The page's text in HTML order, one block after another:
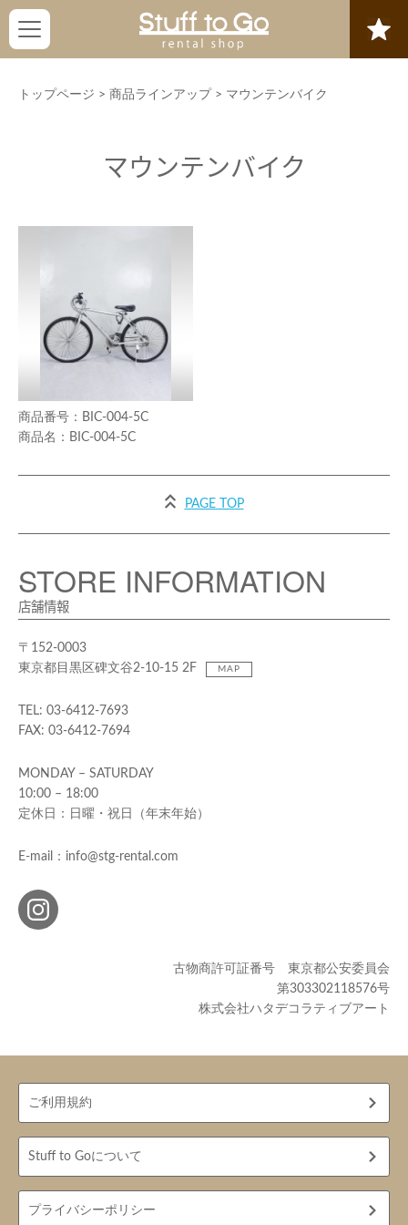
トップページ > 商品ラインアップ > マウンテンバイク
マウンテンバイク
BIC-004-5C
BIC-004-5C
PAGE TOP
STORE INFORMATION
店舗情報
〒152-0003
東京都目黒区碑文谷2-10-15 2F
MAP
TEL: 03-6412-7693
FAX: 03-6412-7694
MONDAY – SATURDAY
10:00 – 18:00
定休日：日曜・祝日（年末年始）
E-mail：info@stg-rental.com
古物商許可証番号 東京都公安委員会
第303302118576号
株式会社ハタデコラティブアート
ご利用規約
Stuff to Goについて
プライバシーポリシー